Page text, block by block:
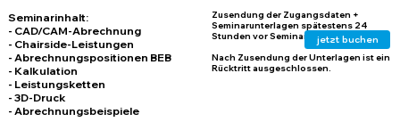
Seminarinhalt:
- CAD/CAM-Abrechnung
- Chairside-Leistungen
- Abrechnungspositionen BEB
- Kalkulation
- Leistungsketten
- 3D-Druck
- Abrechnungsbeispiele
Zusendung der Zugangsdaten +
Seminarunterlagen spätestens 24
Stunden vor Seminarbeginn
Nach Zusendung der Unterlagen ist ein
Rücktritt ausgeschlossen.
jetzt buchen